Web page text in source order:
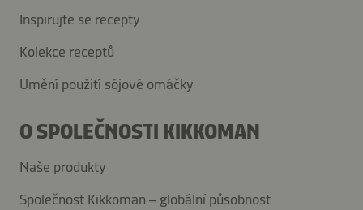
Inspirujte se recepty
Kolekce receptů
Umění použití sójové omáčky
O SPOLEČNOSTI KIKKOMAN
Naše produkty
Společnost Kikkoman – globální působnost